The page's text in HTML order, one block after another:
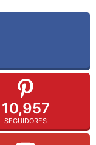
10,957
SEGUIDORES